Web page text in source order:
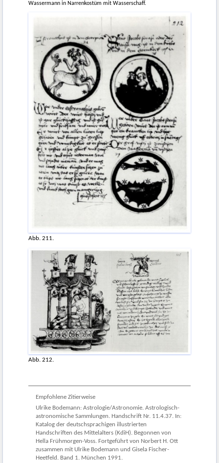
Wassermann in Narrenkostüm mit Wasserschaff.
Abb. 211.
Abb. 212.
Empfohlene Zitierweise
Ulrike Bodemann: Astrologie/Astronomie. Astrologisch-
astronomische Sammlungen. Handschrift Nr. 11.4.37. In:
Katalog der deutschsprachigen illustrierten
Handschriften des Mittelalters (KdiH). Begonnen von
Hella Frühmorgen-Voss. Fortgeführt von Norbert H. Ott
zusammen mit Ulrike Bodemann und Gisela Fischer-
Heetfeld. Band 1. München 1991.